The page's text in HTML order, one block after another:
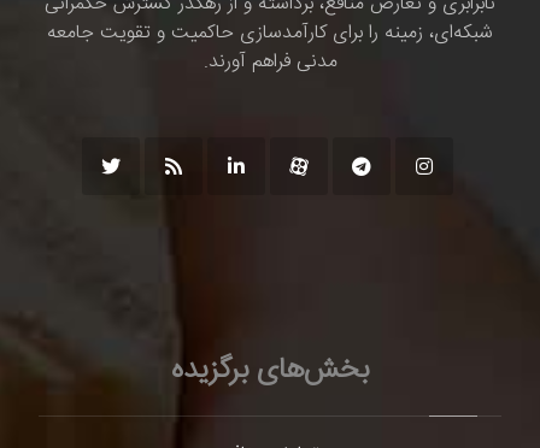
شبکه‌ای، زمینه را برای کارآمدسازی حاکمیت و تقویت جامعه
مدنی فراهم آورند.
بخش‌های برگزیده